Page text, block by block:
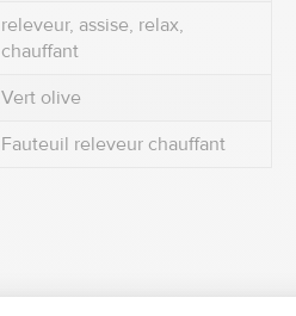
releveur, assise, relax,
chauffant
Vert olive
Fauteuil releveur chauffant